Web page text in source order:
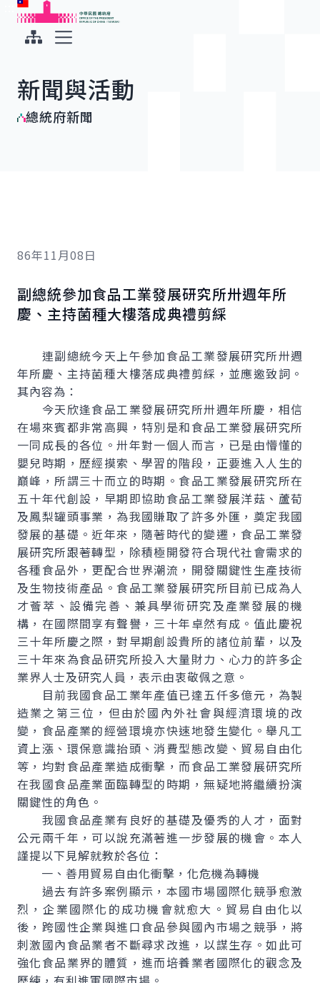
跳到主要內容
中華民國總統府
新聞與活動
總統府新聞
86年11月08日
副總統參加食品工業發展研究所卅週年所
慶、主持菌種大樓落成典禮剪綵
連副總統今天上午參加食品工業發展研究所卅週
年所慶、主持菌種大樓落成典禮剪綵，並應邀致詞。
其內容為：
今天欣逢食品工業發展研究所卅週年所慶，相信
在場來賓都非常高興，特別是和食品工業發展研究所
一同成長的各位。卅年對一個人而言，已是由懵懂的
嬰兒時期，歷經摸索、學習的階段，正要進入人生的
巔峰，所謂三十而立的時期。食品工業發展研究所在
五十年代創設，早期即協助食品工業發展洋菇、蘆荀
及鳳梨罐頭事業，為我國賺取了許多外匯，奠定我國
發展的基礎。近年來，隨著時代的變遷，食品工業發
展研究所跟著轉型，除積極開發符合現代社會需求的
各種食品外，更配合世界潮流，開發關鍵性生產技術
及生物技術產品。食品工業發展研究所目前已成為人
才薈萃、設備完善、兼具學術研究及產業發展的機
構，在國際間享有聲譽，三十年卓然有成。值此慶祝
三十年所慶之際，對早期創設貴所的諸位前輩，以及
三十年來為食品研究所投入大量財力、心力的許多企
業界人士及研究人員，表示由衷敬佩之意。
目前我國食品工業年產值已達五仟多億元，為製
造業之第三位，但由於國內外社會與經濟環境的改
變，食品產業的經營環境亦快速地發生變化。舉凡工
資上漲、環保意識抬頭、消費型態改變、貿易自由化
等，均對食品產業造成衝擊，而食品工業發展研究所
在我國食品產業面臨轉型的時期，無疑地將繼續扮演
關鍵性的角色。
我國食品產業有良好的基礎及優秀的人才，面對
公元兩千年，可以說充滿著進一步發展的機會。本人
謹提以下見解就教於各位：
一、善用貿易自由化衝擊，化危機為轉機
過去有許多案例顯示，本國市場國際化競爭愈激
烈，企業國際化的成功機會就愈大。貿易自由化以
後，跨國性企業與進口食品參與國內市場之競爭，將
刺激國內食品業者不斷尋求改進，以謀生存。如此可
強化食品業界的體質，進而培養業者國際化的觀念及